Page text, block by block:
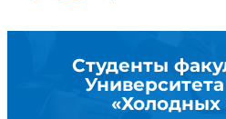
СТУДЕНТУ
ДОПОБРАЗОВАНИЕ
Студенты
«Холодных